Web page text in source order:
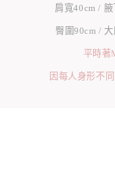
肩寬40cm /
臀圍90cm /
平時著
因每人身形不